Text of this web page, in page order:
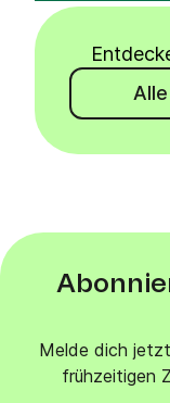
Melde dich
frühzeitigen